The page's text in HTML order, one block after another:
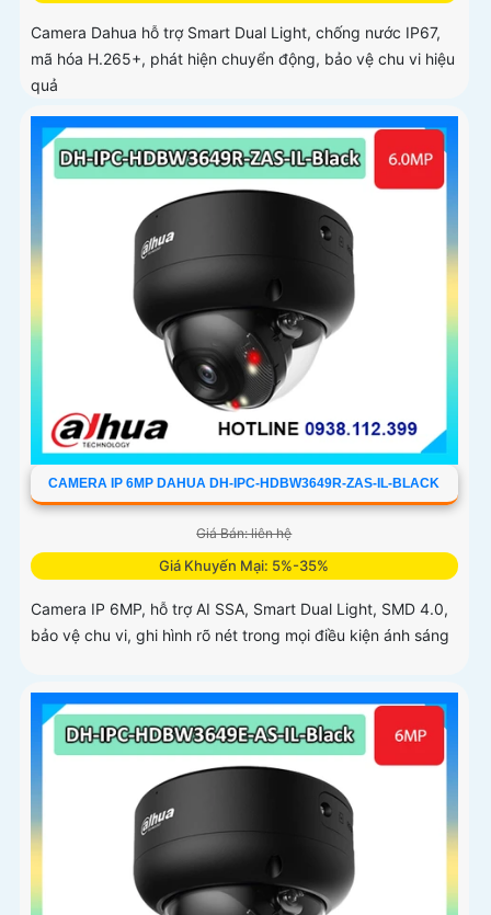
Camera Dahua hỗ trợ Smart Dual Light, chống nước IP67,
mã hóa H.265+, phát hiện chuyển động, bảo vệ chu vi hiệu
quả
CAMERA IP 6MP DAHUA DH-IPC-HDBW3649R-ZAS-IL-BLACK
Giá Bán: liên hệ
Giá Khuyến Mại: 5%-35%
Camera IP 6MP, hỗ trợ AI SSA, Smart Dual Light, SMD 4.0,
bảo vệ chu vi, ghi hình rõ nét trong mọi điều kiện ánh sáng